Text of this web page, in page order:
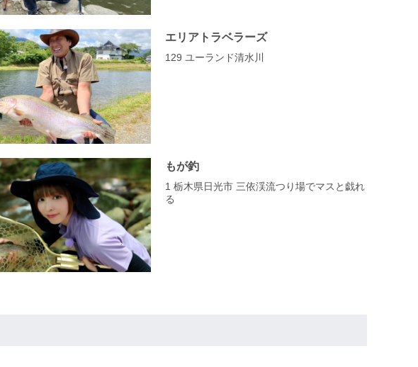
エリアトラベラーズ
129 ユーランド清水川
もが釣
1 栃木県日光市 三依渓流つり場でマスと戯れ
る